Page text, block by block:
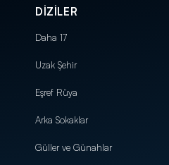
DİZİLER
Daha 17
Uzak Şehir
Eşref Rüya
Arka Sokaklar
Güller ve Günahlar